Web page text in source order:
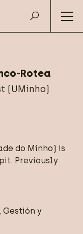
Rotea
(UMinho)
do Minho) is
Previously
Gestión y